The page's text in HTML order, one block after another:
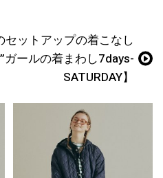
ットアップの着こなし
ガールの着まわし7days-
SATURDAY】